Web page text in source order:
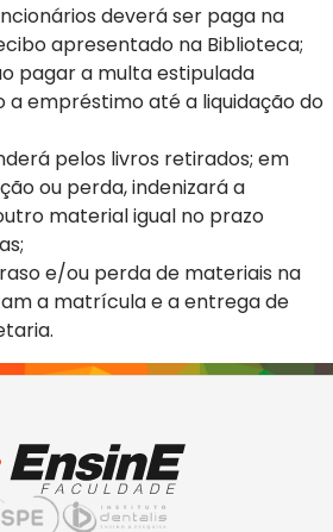
deverá ser paga na
apresentado na Biblioteca;
pagar a multa estipulada
a empréstimo até a liquidação do
pelos livros retirados; em
ou perda, indenizará a
material igual no prazo
e/ou perda de materiais na
a matrícula e a entrega de